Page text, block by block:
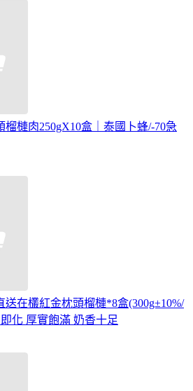
榴槤肉250gX10盒｜泰國卜蜂/-70急
送在欉紅金枕頭榴槤*8盒(300g±10%/
化 厚實飽滿 奶香十足